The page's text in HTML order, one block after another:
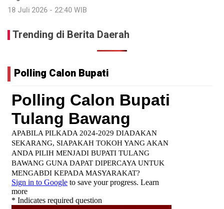
18 Juli 2026 - 22:40 WIB
Trending di Berita Daerah
Polling Calon Bupati